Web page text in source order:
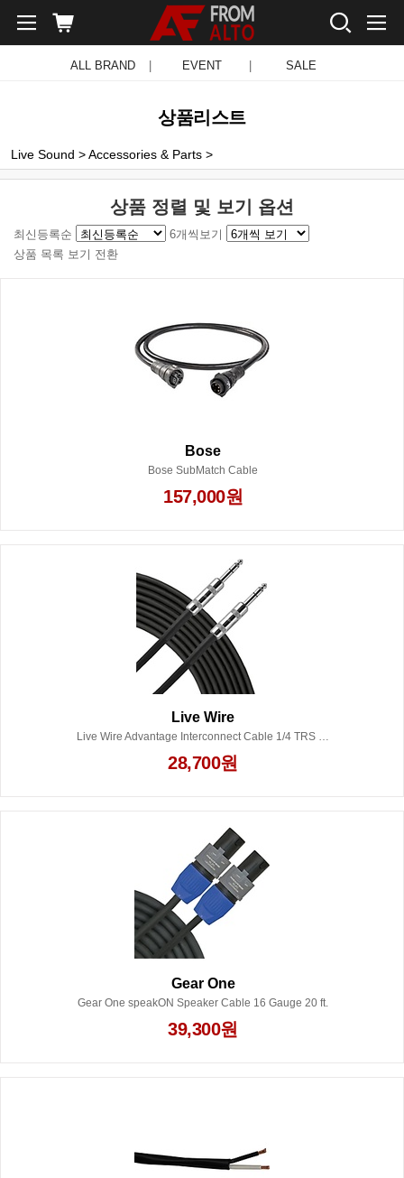
ALL BRAND EVENT SALE
상품리스트
Live Sound >Accessories & Parts >
상품 정렬 및 보기 옵션
최신등록순
6개씩보기
상품 목록 보기 전환
Bose
Bose SubMatch Cable
157,000원
Live Wire
Live Wire Advantage Interconnect Cable 1/4 TRS to 1/4 TRS 3 ft. Black
28,700원
Gear One
Gear One speakON Speaker Cable 16 Gauge 20 ft.
39,300원